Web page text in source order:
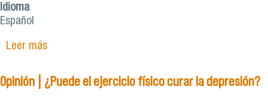
Idioma
Español
Leer mássobre Académico de Kinesiología Usach
fisioterapia en salud mental
Opinión | ¿Puede el ejercicio físico curar la depresión?